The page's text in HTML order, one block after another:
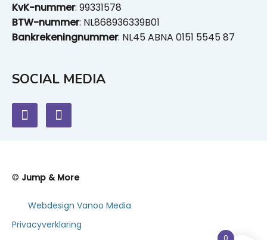
KvK-nummer: 99331578
BTW-nummer: NL868936339B01
Bankrekeningnummer: NL45 ABNA 0151 5545 87
SOCIAL MEDIA
© Jump & More
Webdesign Vanoo Media
Privacyverklaring